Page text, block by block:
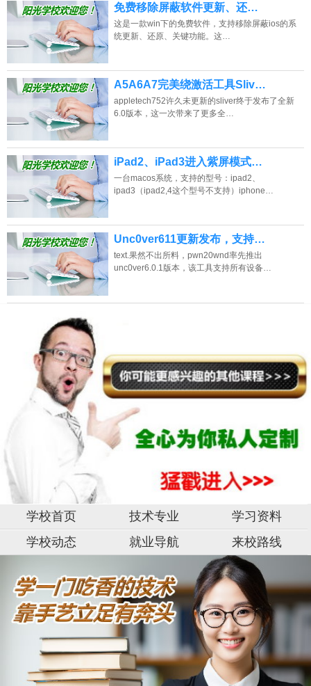
免费移除屏蔽软件更新、还…
这是一款win下的免费软件，支持移除屏蔽ios的系
统更新、还原、关键功能。这…
A5A6A7完美绕激活工具Sliv…
appletech752许久未更新的sliver终于发布了全新
6.0版本，这一次带来了更多全…
iPad2、iPad3进入紫屏模式…
一台macos系统，支持的型号：ipad2、
ipad3（ipad2,4这个型号不支持）iphone…
Unc0ver611更新发布，支持…
text.果然不出所料，pwn20wnd率先推出
unc0ver6.0.1版本，该工具支持所有设备…
学校首页 技术专业
学习资料
学校动态
就业导航 来校路线